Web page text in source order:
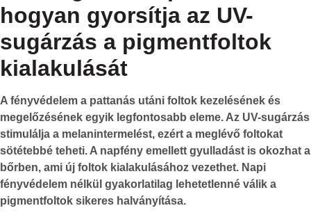
hogyan gyorsítja az UV-
sugárzás a pigmentfoltok
kialakulását
A fényvédelem a pattanás utáni foltok kezelésének és
megelőzésének egyik legfontosabb eleme. Az UV-sugárzás
stimulálja a melanintermelést, ezért a meglévő foltokat
sötétebbé teheti. A napfény emellett gyulladást is okozhat a
bőrben, ami új foltok kialakulásához vezethet. Napi
fényvédelem nélkül gyakorlatilag lehetetlenné válik a
pigmentfoltok sikeres halványítása.